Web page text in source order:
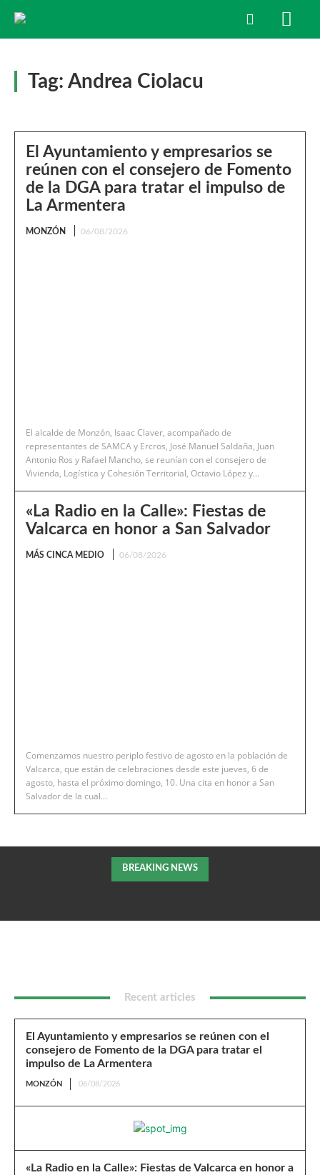
Tag: Andrea Ciolacu
El Ayuntamiento y empresarios se
reúnen con el consejero de Fomento
de la DGA para tratar el impulso de
La Armentera
MONZÓN 06/08/2026
El alcalde de Monzón, Isaac Claver, acompañado de
representantes de SAMCA y Ercros, José Manuel Saldaña, Juan
Antonio Ros y Rafael Mancho, se reunían con el consejero de
Vivienda, Logística y Cohesión Territorial, Octavio López y...
«La Radio en la Calle»: Fiestas de
Valcarca en honor a San Salvador
MÁS CINCA MEDIO 06/08/2026
Comenzamos nuestro periplo festivo de agosto en la población de
Valcarca, que están de celebraciones desde este jueves, 6 de
agosto, hasta el próximo domingo, 10. Una cita en honor a San
Salvador de la cual...
BREAKING NEWS
Recent articles
El Ayuntamiento y empresarios se reúnen con el
consejero de Fomento de la DGA para tratar el
impulso de La Armentera
MONZÓN 06/08/2026
«La Radio en la Calle»: Fiestas de Valcarca en honor a